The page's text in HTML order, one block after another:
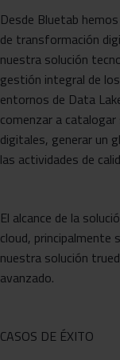
Desde Bluetab
de transformación
nuestra solución
gestión integral de
entornos de Data
comenzar a
digitales, generar un
las actividades de
El alcance de la
cloud, principalmente
nuestra solución
avanzado.
CASOS DE ÉXITO